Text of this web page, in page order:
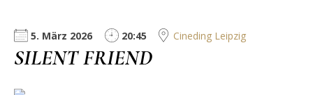
5. März 2026 20:45 Cineding Leipzig
SILENT FRIEND